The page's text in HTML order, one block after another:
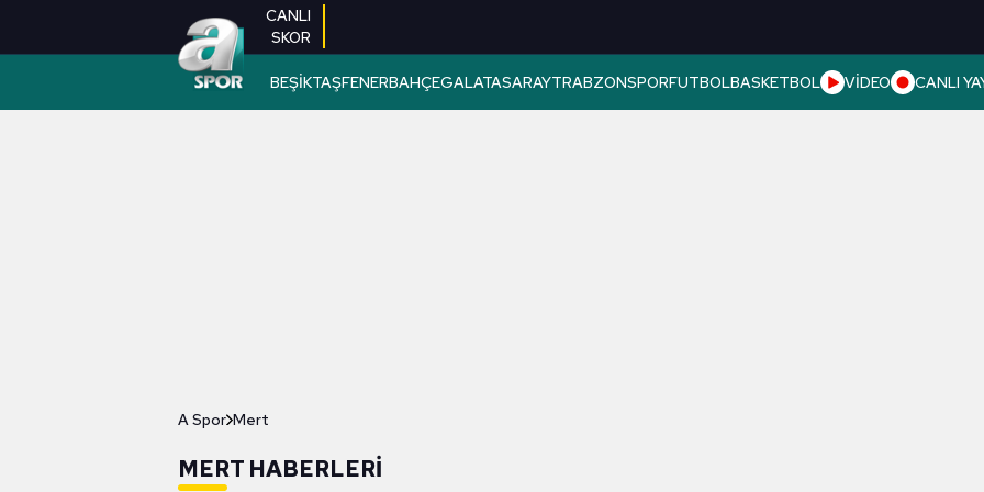
CANLI
SKOR
BEŞİKTAŞFENERBAHÇEGALATASARAYTRABZONSPORFUTBOLBASKETBOL VİDEO CANLI
A Spor Mert
MERT HABERLERI